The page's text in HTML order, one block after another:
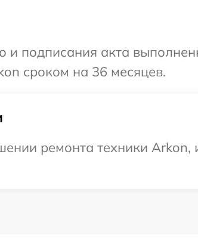
и подписания акта
сроком на 36 месяцев.
ремонта техники